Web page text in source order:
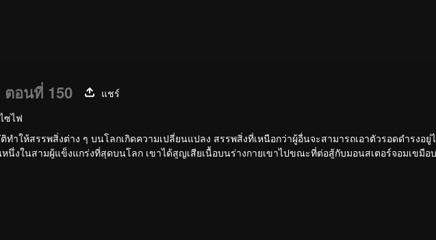
ตอนที่ 150
แชร์
ไซไฟ
ติทำให้สรรพสิ่งต่าง ๆ บนโลกเกิดความเปลี่ยนแปลง สรรพสิ่งที่เหนือกว่าผู้อื่นจะสามารถเอาตัวรอดดำรงอยู่
นึ่งในสามผู้แข็งแกร่งที่สุดบนโลก เขาได้สูญเสียเนื้อบนร่างกายเขาไปขณะที่ต่อสู้กับมอนสเตอร์จอมเขมือ
ช่นกัน และทำการพัฒนาเป็นร่างกายมนุษย์ หลังจากนั้นเขาก็ได้ออกจากดาวโลกมุ่งสู่จักรวาล เรื่องราวการ